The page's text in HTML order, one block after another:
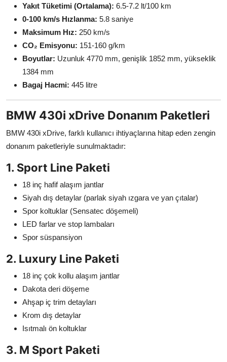
Yakıt Tüketimi (Ortalama): 6.5-7.2 lt/100 km
0-100 km/s Hızlanma: 5.8 saniye
Maksimum Hız: 250 km/s
CO₂ Emisyonu: 151-160 g/km
Boyutlar: Uzunluk 4770 mm, genişlik 1852 mm, yükseklik
1384 mm
Bagaj Hacmi: 445 litre
BMW 430i xDrive Donanım Paketleri
BMW 430i xDrive, farklı kullanıcı ihtiyaçlarına hitap eden zengin
donanım paketleriyle sunulmaktadır:
1. Sport Line Paketi
18 inç hafif alaşım jantlar
Siyah dış detaylar (parlak siyah ızgara ve yan çıtalar)
Spor koltuklar (Sensatec döşemeli)
LED farlar ve stop lambaları
Spor süspansiyon
2. Luxury Line Paketi
18 inç çok kollu alaşım jantlar
Dakota deri döşeme
Ahşap iç trim detayları
Krom dış detaylar
Isıtmalı ön koltuklar
3. M Sport Paketi